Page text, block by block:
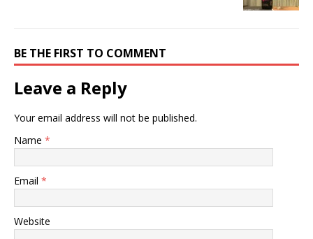
BE THE FIRST TO COMMENT
Leave a Reply
Your email address will not be published.
Name *
Email *
Website